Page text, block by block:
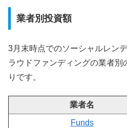
業者別投資額
3月末時点でのソーシャルレン
ラウドファンディングの業者別
りです。
業者名
Funds